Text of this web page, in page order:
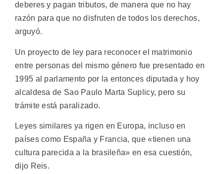
deberes y pagan tributos, de manera que no hay
razón para que no disfruten de todos los derechos,
arguyó.
Un proyecto de ley para reconocer el matrimonio
entre personas del mismo género fue presentado en
1995 al parlamento por la entonces diputada y hoy
alcaldesa de Sao Paulo Marta Suplicy, pero su
trámite está paralizado.
Leyes similares ya rigen en Europa, incluso en
países como España y Francia, que «tienen una
cultura parecida a la brasileña» en esa cuestión,
dijo Reis.